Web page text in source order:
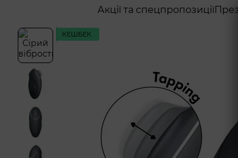
Акції та спецпропозиції
КЕШБЕК